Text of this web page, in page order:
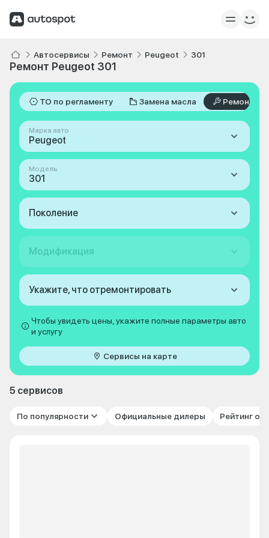
Автосервисы Ремонт Peugeot 301
Ремонт Peugeot 301
ТО по регламенту Замена масла Ремонт
Марка авто
Peugeot
Модель
301
Поколение
Модификация
Укажите, что отремонтировать
Чтобы увидеть цены, укажите полные параметры авто
и услугу
Сервисы на карте
5 сервисов
По популярности Официальные дилеры Рейтинг